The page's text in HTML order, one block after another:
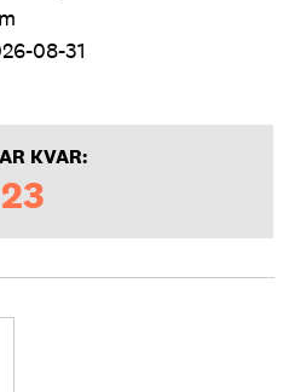
08-31
KVAR:
23